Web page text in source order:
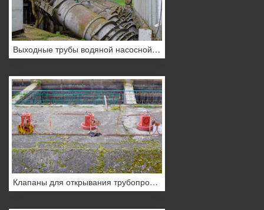
Выходные трубы водяной насосной станции.
Клапаны для открывания трубопроводов водонасосной станции.